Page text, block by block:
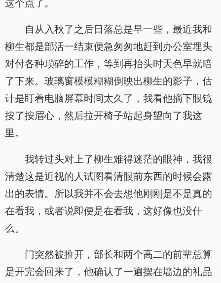
这个点了。
自从入秋了之后日落总是早一些，最近我和
柳生都是部活一结束便急匆匆地赶到办公室埋头
对付各种琐碎的工作，等到再抬头时天色早就暗
了下来。玻璃窗模模糊糊倒映出柳生的影子，估
计是盯着电脑屏幕时间太久了，我看他摘下眼镜
按了按眉心，然后拉开椅子站起身望向了我这
里。
我转过头对上了柳生难得迷茫的眼神，我很
清楚这是近视的人试图看清眼前东西的时候会露
出的表情。所以我并不会去想他刚刚是不是真的
在看我，或者说即便是在看我，这好像也没什
么。
门突然被推开，部长和两个高二的前辈总算
是开完会回来了，他确认了一遍摆在墙边的礼品